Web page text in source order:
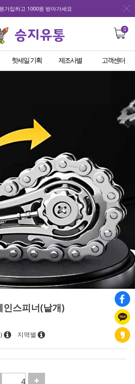
가입하고 1000원 받아가세요
0
핫세일 기획 제조사별 고객센터
스피너(낱개)
지역별